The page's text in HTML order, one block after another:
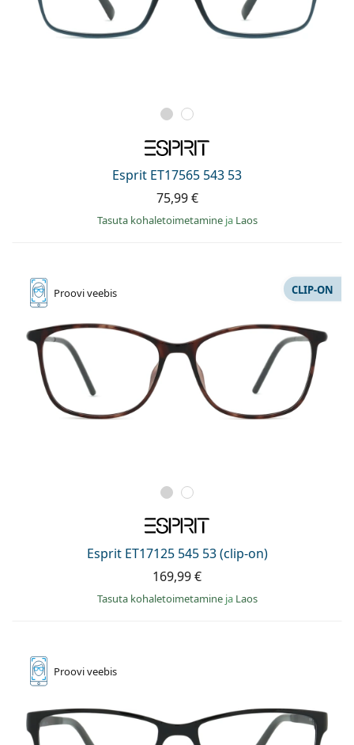
Esprit ET17565 543 53
75,99 €
Tasuta kohaletoimetamine ja Laos
Prooviveebis
Esprit ET17125 545 53 (clip-on)
CLIP-ON
169,99 €
Tasuta kohaletoimetamine ja Laos
Prooviveebis